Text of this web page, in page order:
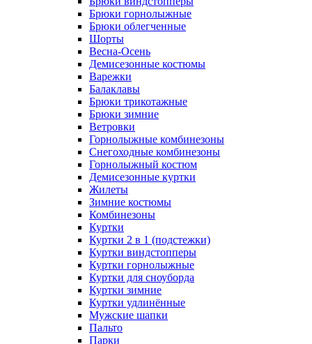
Брюки горнолыжные
Брюки облегченные
Шорты
Весна-Осень
Демисезонные костюмы
Варежки
Балаклавы
Брюки трикотажные
Брюки зимние
Ветровки
Горнолыжные комбинезоны
Снегоходные комбинезоны
Горнолыжный костюм
Демисезонные куртки
Жилеты
Зимние костюмы
Комбинезоны
Куртки
Куртки 2 в 1 (подстежки)
Куртки виндстопперы
Куртки горнолыжные
Куртки для сноуборда
Куртки зимние
Куртки удлинённые
Мужские шапки
Пальто
Парки